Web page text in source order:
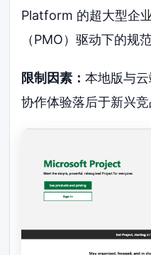
Platform 的超大型企
（PMO）驱动下的规
限制因素：本地版与
协作体验落后于新兴